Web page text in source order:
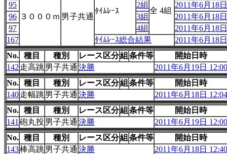
３０００ｍ 男子共通
ﾀｲﾑﾚｰｽ
全 4組
95
2組
2011年6月18
96
3組
2011年6月18
97
4組
2011年6月18
167
ﾀｲﾑﾚｰｽ総合結果
2011年6月18
No. 種目 種別 レース区分組 条件等
開始日時
142 走高跳男子共通 決勝
2011年6月19日 12:00
No. 種目 種別 レース区分組 条件等
開始日時
140走幅跳男子共通 決勝
2011年6月18日 12:04
No. 種目 種別 レース区分組 条件等
開始日時
141 砲丸投 男子共通 決勝
2011年6月19日 12:00
No. 種目 種別 レース区分組 条件等
開始日時
143棒高跳男子共通 決勝
2011年6月18日 12:40